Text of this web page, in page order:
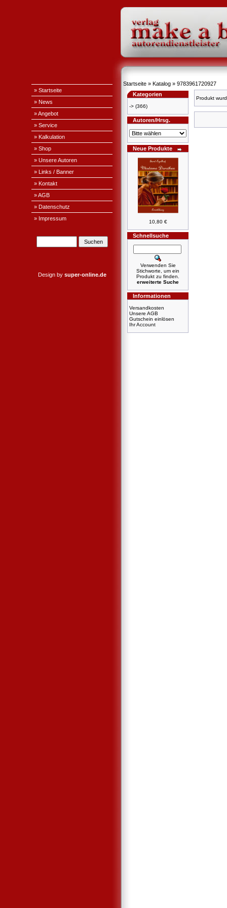
» Startseite
» News
» Angebot
» Service
» Kalkulation
» Shop
» Unsere Autoren
» Links / Banner
» Kontakt
» AGB
» Datenschutz
» Impressum
Design by super-online.de
Startseite » Katalog » 9783961720927
Kategorien
-> (366)
Autoren/Hrsg.
Neue Produkte
10,80 €
Schnellsuche
Verwenden Sie
Stichworte, um ein
Produkt zu finden.
erweiterte Suche
Informationen
Versandkosten
Unsere AGB
Gutschein einlösen
Ihr Account
Produkt